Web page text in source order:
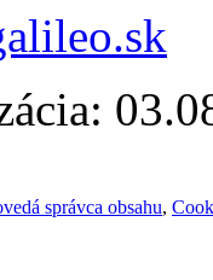
správca obsahu,